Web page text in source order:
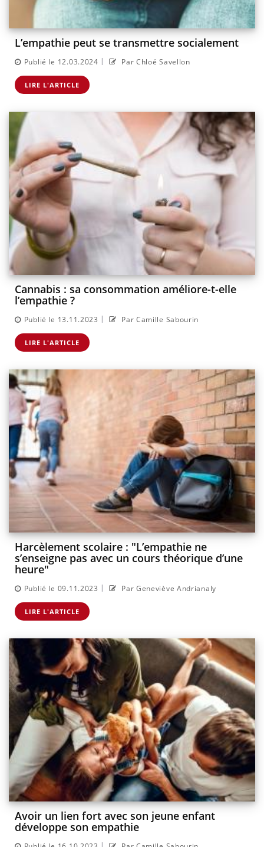
L’empathie peut se transmettre socialement
Publié le 12.03.2024 | Par Chloé Savellon
LIRE L'ARTICLE
Cannabis : sa consommation améliore-t-elle
l’empathie ?
Publié le 13.11.2023 | Par Camille Sabourin
LIRE L'ARTICLE
Harcèlement scolaire : "L’empathie ne
s’enseigne pas avec un cours théorique d’une
heure"
Publié le 09.11.2023 | Par Geneviève Andrianaly
LIRE L'ARTICLE
Avoir un lien fort avec son jeune enfant
développe son empathie